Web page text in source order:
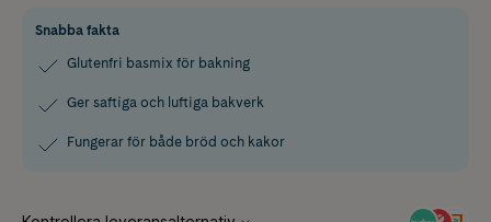
Snabba fakta
Glutenfri basmix för bakning
Ger saftiga och luftiga bakverk
Fungerar för både bröd och kakor